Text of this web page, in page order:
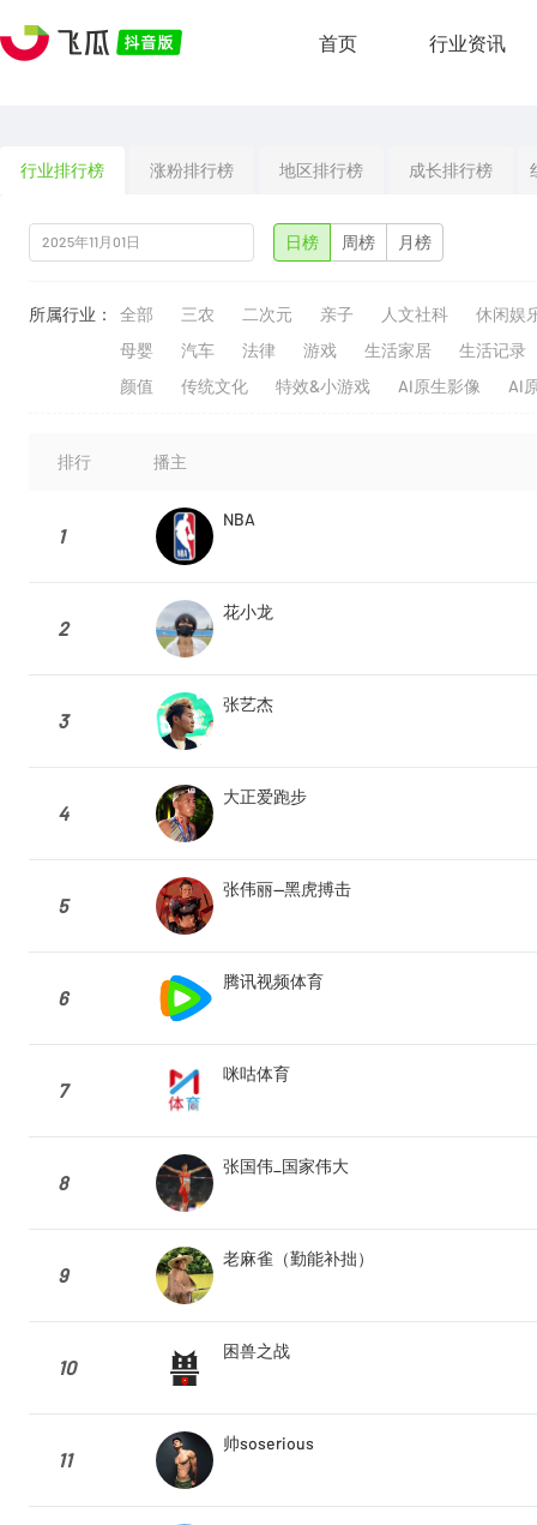
首页 行业资讯
行业排行榜 涨粉排行榜 地区排行榜 成长排行榜
日榜 周榜 月榜
所属行业： 全部 三农 二次元 亲子 人文社科
休闲娱
母婴
汽车 法律 游戏 生活家居
生活记录
颜值
传统文化 特效&小游戏 AI原生影像 AI
排行 播主
1
NBA
2
花小龙
3
张艺杰
4
大正爱跑步
5
张伟丽—黑虎搏击
6
腾讯视频体育
7
咪咕体育
8
张国伟_国家伟大
9
老麻雀（勤能补拙）
10
困兽之战
11
帅soserious